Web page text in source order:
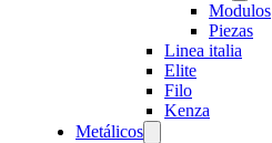
Modulos
Piezas
Linea italia
Elite
Filo
Kenza
Metálicos